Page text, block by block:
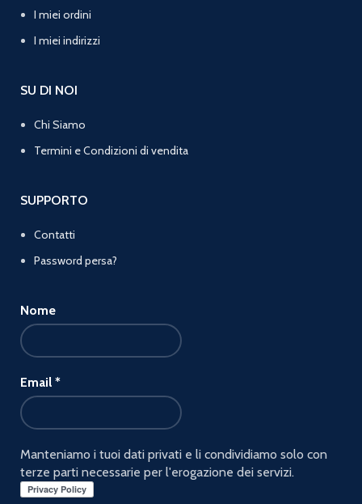
I miei ordini
I miei indirizzi
SU DI NOI
Chi Siamo
Termini e Condizioni di vendita
SUPPORTO
Contatti
Password persa?
Nome
Email *
Manteniamo i tuoi dati privati e li condividiamo solo con
terze parti necessarie per l'erogazione dei servizi.